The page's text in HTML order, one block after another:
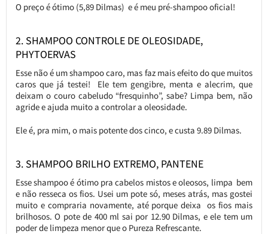
O preço é ótimo (5,89 Dilmas) e é meu pré-shampoo oficial!
2. SHAMPOO CONTROLE DE OLEOSIDADE,
PHYTOERVAS
Esse não é um shampoo caro, mas faz mais efeito do que muitos
caros que já testei! Ele tem gengibre, menta e alecrim, que
deixam o couro cabeludo “fresquinho”, sabe? Limpa bem, não
agride e ajuda muito a controlar a oleosidade.
Ele é, pra mim, o mais potente dos cinco, e custa 9.89 Dilmas.
3. SHAMPOO BRILHO EXTREMO, PANTENE
Esse shampoo é ótimo pra cabelos mistos e oleosos, limpa bem
e não resseca os fios. Usei um pote só, meses atrás, mas gostei
muito e compraria novamente, até porque deixa os fios mais
brilhosos. O pote de 400 ml sai por 12.90 Dilmas, e ele tem um
poder de limpeza menor que o Pureza Refrescante.